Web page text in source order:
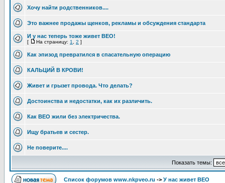
Хочу найти родственников....
Это важнее продажы щенков, рекламы и обсуждения стандарта
И у нас теперь тоже живет ВЕО!
[ На страницу: 1 2 ]
Как эпизод превратился в спасательную операцию
КАЛЬЦИЙ В КРОВИ!
Живет и грызет провода. Что делать?
Достоинства и недостатки, как их различить.
Как ВЕО жили без электричества.
Ищу братьев и сестер.
Не поверите....
Показать темы:
Список форумов www.nkpveo.ru -> У нас живет ВЕО